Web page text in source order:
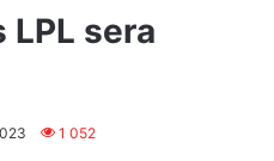
sera
1 052